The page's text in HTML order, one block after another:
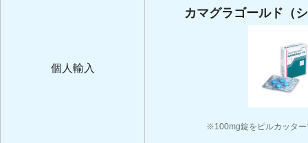
個人輸入
カマグラゴールド（
※100mg錠をピルカッター